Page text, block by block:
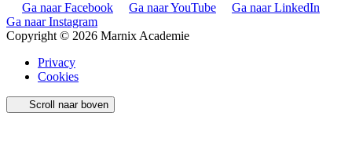
Ga naar Facebook Ga naar YouTube
Ga naar LinkedIn
Ga naar Instagram
Copyright © 2026 Marnix Academie
Privacy
Cookies
Scroll naar boven